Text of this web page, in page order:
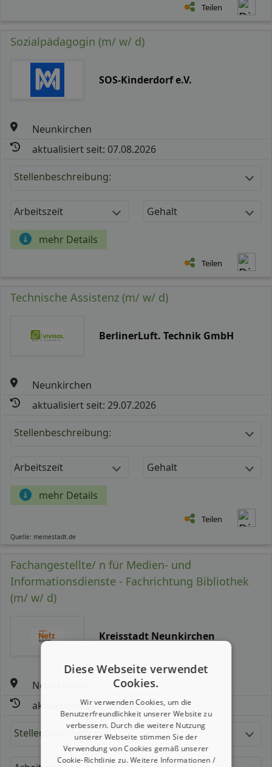
Teilen
Sozialpädagogin (m/ w/ d)
SOS-Kinderdorf e.V.
Neunkirchen
aktualisiert seit: 07.08.2026
Stellenbeschreibung:
Arbeitszeit Gehalt
mehr Details
Teilen
Technische Assistenz (m/ w/ d)
BerlinerLuft. Technik GmbH
Neunkirchen
aktualisiert seit: 29.07.2026
Stellenbeschreibung:
Arbeitszeit Gehalt
mehr Details
Teilen
Quelle: meinestadt.de
Fachangestellte/ n für Medien- und
Informationsdienste - Fachrichtung Bibliothek
(m/ w/ d)
Kreisstadt Neunkirchen
Neunkirchen
aktualisiert seit: 07.08.2026
Stellenbeschreibung:
Diese Webseite verwendet
Cookies.
Wir verwenden Cookies, um die
Benutzerfreundlichkeit unserer Website zu
verbessern. Durch die weitere Nutzung
unserer Webseite stimmen Sie der
Verwendung von Cookies gemäß unserer
Cookie-Richtlinie zu.Weitere Informationen /